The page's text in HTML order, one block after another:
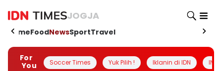
JOGJA
HomeFoodNewsSportTravel
For
You
Soccer Times Yuk Pilih ! Iklanin di IDN